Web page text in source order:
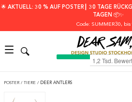
🌟 AKTUELL: 30 % AUF POSTER┃ 30 TAGE
TAGEN 📦✨
Code: SUMMER30, bis
POSTER / TIERE / DEER ANTLERS